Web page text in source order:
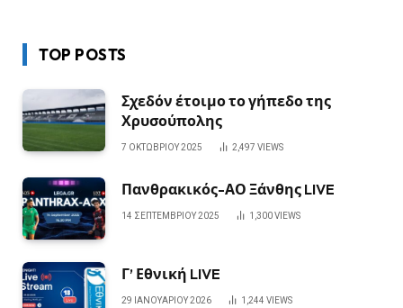
TOP POSTS
Σχεδόν έτοιμο το γήπεδο της
Χρυσούπολης
7 ΟΚΤΩΒΡΊΟΥ 2025 2,497 VIEWS
Πανθρακικός-ΑΟ Ξάνθης LIVE
14 ΣΕΠΤΕΜΒΡΊΟΥ 2025 1,300VIEWS
Γ’ Εθνική LIVE
29 ΙΑΝΟΥΑΡΊΟΥ 2026 1,244 VIEWS